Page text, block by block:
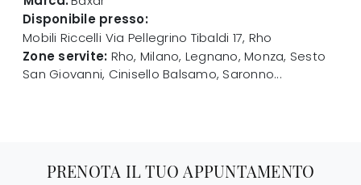
Disponibile presso:
Mobili Riccelli Via Pellegrino Tibaldi 17, Rho
Zone servite: Rho, Milano, Legnano, Monza, Sesto
San Giovanni, Cinisello Balsamo, Saronno...
PRENOTA IL TUO APPUNTAMENTO